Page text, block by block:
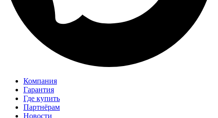
Компания
Гарантия
Где купить
Партнёрам
Новости